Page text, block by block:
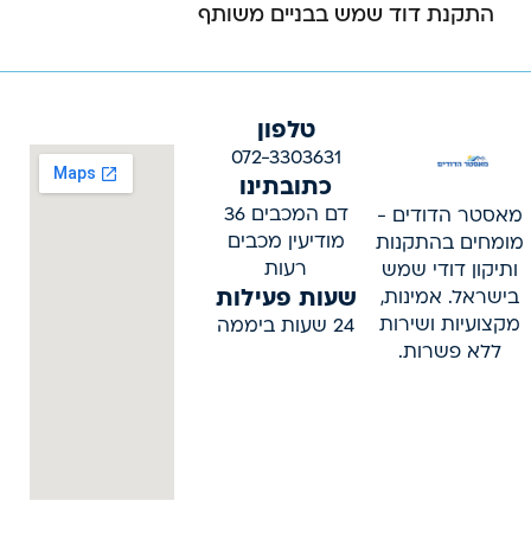
התקנת דוד שמש בבניים משותף
מאסטר הדודים -
מומחים בהתקנות
ותיקון דודי שמש
בישראל. אמינות,
מקצועיות ושירות
ללא פשרות.
טלפון
072-3303631
כתובתינו
דם המכבים 36
מודיעין מכבים
רעות
שעות פעילות
24 שעות ביממה